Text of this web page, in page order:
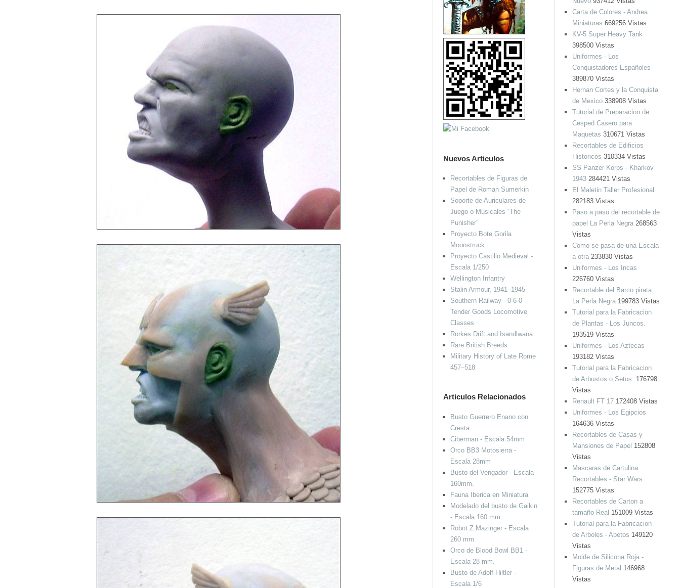
Carta de Colores - Andrea
Miniaturas 669256 Vistas
KV-5 Super Heavy Tank
398500 Vistas
Uniformes - Los
Conquistadores Españoles
389870 Vistas
Hernan Cortes y la Conquista
de Mexico338908 Vistas
Tutorial de Preparacion de
Cesped Casero para
Maquetas 310671 Vistas
Recortables de Edificios
Historicos 310334 Vistas
SS Panzer Korps - Kharkov
1943284421 Vistas
El Maletin Taller Profesional
282183 Vistas
Paso a paso del recortable de
papel La Perla Negra268563
Vistas
Como se pasa de una Escala
a otra233830 Vistas
Uniformes - Los Incas
226760 Vistas
Recortable del Barco pirata
La Perla Negra199783 Vistas
Tutorial para la Fabricacion
de Plantas - Los Juncos.
193519 Vistas
Uniformes - Los Aztecas
193182 Vistas
Tutorial para la Fabricacion
de Arbustos o Setos. 176798
Vistas
Renault FT 17172408 Vistas
Uniformes - Los Egipcios
164636 Vistas
Recortables de Casas y
Mansiones de Papel 152808
Vistas
Mascaras de Cartulina
Recortables - Star Wars
152775 Vistas
Recortables de Carton a
tamaño Real 151009 Vistas
Tutorial para la Fabricacion
de Arboles - Abetos 149120
Vistas
Molde de Silicona Roja -
Figuras de Metal 146968
Vistas
Nuevos Articulos
Recortables de Figuras de
Papel de Roman Sumerkin
Soporte de Auriculares de
Juego o Musicales “The
Punisher”
Proyecto Bote Gorila
Moonstruck
Proyecto Castillo Medieval -
Escala 1/250
Wellington Infantry
Stalin Armour, 1941–1945
Southern Railway - 0-6-0
Tender Goods Locomotive
Classes
Rorkes Drift and Isandlwana
Rare British Breeds
Military History of Late Rome
457–518
Articulos Relacionados
Busto Guerrero Enano con
Cresta
Ciberman - Escala 54mm
Orco BB3 Motosierra -
Escala 28mm
Busto del Vengador - Escala
160mm.
Fauna Iberica en Miniatura
Modelado del busto de Gaikin
- Escala 160 mm.
Robot Z Mazinger - Escala
260 mm
Orco de Blood Bowl BB1 -
Escala 28 mm.
Busto de Adolf Hiltler -
Escala 1/6